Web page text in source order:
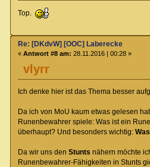
Top.
vlyrr
Re: [DKdvW] [OOC] Laberecke
« Antwort #8 am: 28.11.2016 | 00:28 »
Ich denke hier ist das Thema besser
Da ich von MoU kaum etwas gelesen
Runenbewahrer spiele: Was ist ein
überhaupt? Und besonders wichtig:
Da wir uns den Stunts nähern möchte
Runenbewahrer-Fähigkeiten in Stunts